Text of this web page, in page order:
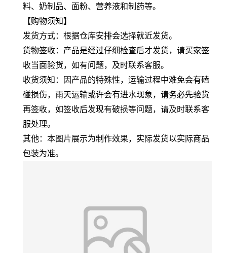
料、奶制品、面粉、营养液和制药等。
【购物须知】
发货方式：根据仓库安排会选择就近发货。
货物签收：产品是经过仔细检查后才发货，请买家签
收当面验货，如有问题，及时联系客服。
收货须知：因产品的特殊性，运输过程中难免会有磕
碰损伤，雨天运输或许会有进水现象，请务必先验货
再签收，如签收后发现有破损等问题，请及时联系客
服处理。
其他：本图片展示为制作效果，实际发货以实际商品
包装为准。